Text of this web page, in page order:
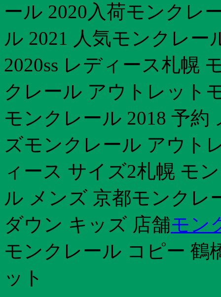
ール 2020入荷モンクレ
ル 2021 人気モンクレ
2020ss レディース札幌
クレール アウトレット
モンクレール 2018 予
ズモンクレール アウト
ィース サイズ2札幌 モ
ル メンズ 京都モンクレ
ダウン キッズ 店舗モン
モンクレール コピー 鶴
ット